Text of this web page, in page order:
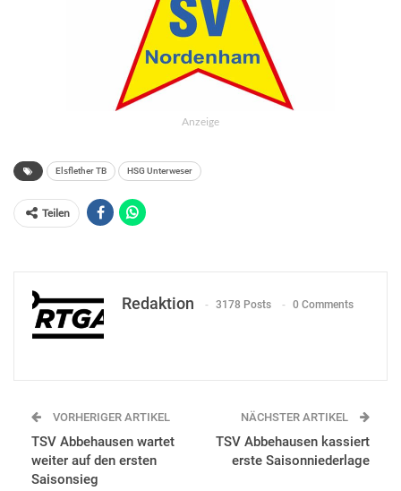
Anzeige
Elsflether TB HSG Unterweser
Teilen
Redaktion 3178 Posts 0 Comments
VORHERIGER ARTIKEL
TSV Abbehausen wartet
weiter auf den ersten
Saisonsieg
NÄCHSTER ARTIKEL
TSV Abbehausen kassiert
erste Saisonniederlage